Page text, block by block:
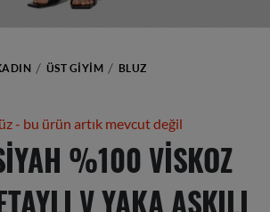
ÜST GIYIM BLUZ
- bu ürün artık mevcut değil
%100 VISKOZ
V YAKA ASKILI